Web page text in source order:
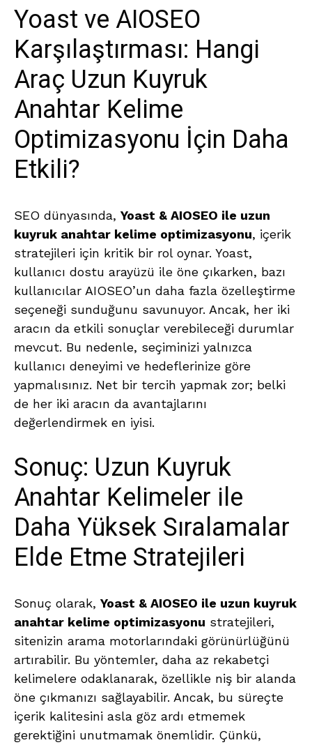
Yoast ve AIOSEO
Karşılaştırması: Hangi
Araç Uzun Kuyruk
Anahtar Kelime
Optimizasyonu İçin Daha
Etkili?
SEO dünyasında, Yoast & AIOSEO ile uzun
kuyruk anahtar kelime optimizasyonu, içerik
stratejileri için kritik bir rol oynar. Yoast,
kullanıcı dostu arayüzü ile öne çıkarken, bazı
kullanıcılar AIOSEO’un daha fazla özelleştirme
seçeneği sunduğunu savunuyor. Ancak, her iki
aracın da etkili sonuçlar verebileceği durumlar
mevcut. Bu nedenle, seçiminizi yalnızca
kullanıcı deneyimi ve hedeflerinize göre
yapmalısınız. Net bir tercih yapmak zor; belki
de her iki aracın da avantajlarını
değerlendirmek en iyisi.
Sonuç: Uzun Kuyruk
Anahtar Kelimeler ile
Daha Yüksek Sıralamalar
Elde Etme Stratejileri
Sonuç olarak, Yoast & AIOSEO ile uzun kuyruk
anahtar kelime optimizasyonu stratejileri,
sitenizin arama motorlarındaki görünürlüğünü
artırabilir. Bu yöntemler, daha az rekabetçi
kelimelere odaklanarak, özellikle niş bir alanda
öne çıkmanızı sağlayabilir. Ancak, bu süreçte
içerik kalitesini asla göz ardı etmemek
gerektiğini unutmamak önemlidir. Çünkü,